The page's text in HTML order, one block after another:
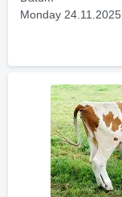
Monday 24.11.2025.